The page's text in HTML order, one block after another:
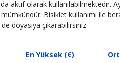
aktif olarak kullanılabilmektedir.
Bisiklet kullanımı ile
doyasıya çıkarabilirsiniz
En Yüksek (€)